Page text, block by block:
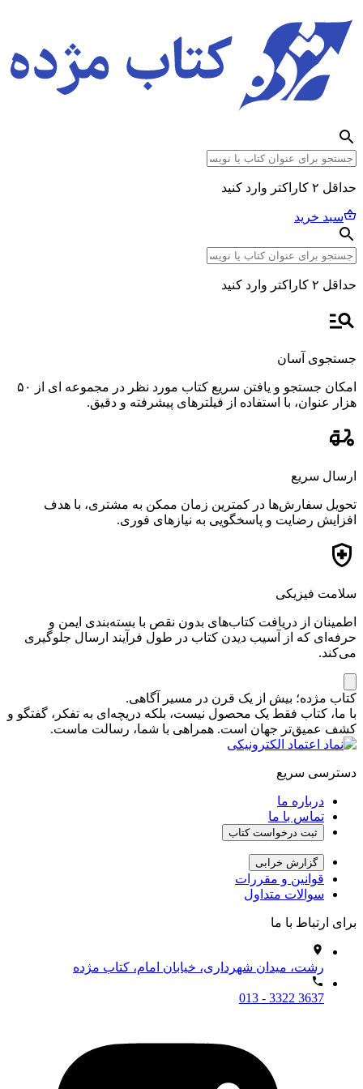
حداقل ۲ کاراکتر وارد کنید
سبد خرید
حداقل ۲ کاراکتر وارد کنید
جستجوی آسان
امکان جستجو و یافتن سریع کتاب مورد نظر در مجموعه ای از ۵۰
هزار عنوان، با استفاده از فیلترهای پیشرفته و دقیق.
ارسال سریع
تحویل سفارش‌ها در کمترین زمان ممکن به مشتری، با هدف
افزایش رضایت و پاسخگویی به نیازهای فوری.
سلامت فیزیکی
اطمینان از دریافت کتاب‌های بدون نقص با بسته‌بندی ایمن و
حرفه‌ای که از آسیب دیدن کتاب در طول فرآیند ارسال جلوگیری
می‌کند.
کتاب مژده؛ بیش از یک قرن در مسیر آگاهی.
با ما، کتاب فقط یک محصول نیست، بلکه دریچه‌ای به تفکر، گفتگو و
کشف عمیق‌تر جهان است. همراهی با شما، رسالت ماست.
دسترسی سریع
درباره ما
تماس با ما
ثبت درخواست کتاب
گزارش خرابی
قوانین و مقررات
سوالات متداول
برای ارتباط با ما
رشت، میدان شهرداری، خیابان امام، کتاب مژده
013 - 3322 3637